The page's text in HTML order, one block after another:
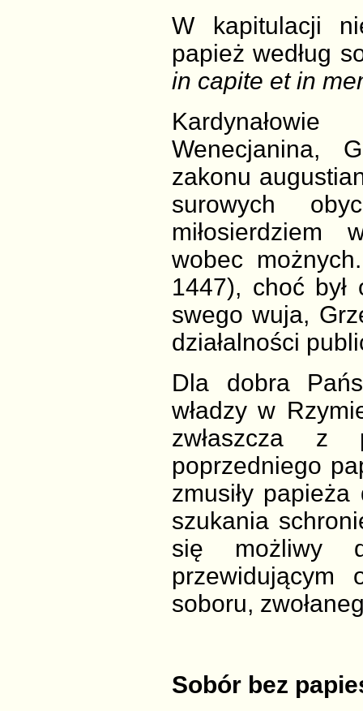
W kapitulacji
papież według
in capite et in
Wenecjanina,
zakonu
surowych
miłosierdziem
wobec
1447), choć był
swego wuja,
działalności
Dla dobra
władzy w
zwłaszcza z
poprzedniego
zmusiły
szukania
się możliwy
przewidującym
soboru,
Sobór bez